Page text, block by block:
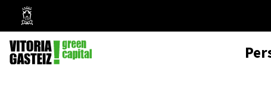
Mairie
de
Vitoria-
Gasteiz